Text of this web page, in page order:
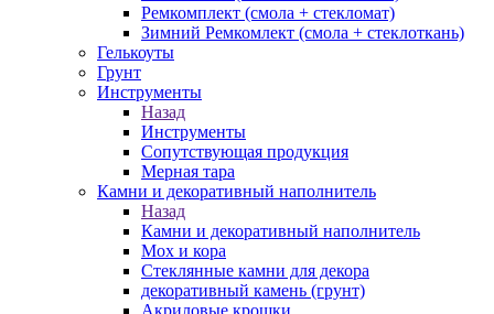
Ремкомплект (смола + стекломат)
Зимний Ремкомлект (смола + стеклоткань)
Гелькоуты
Грунт
Инструменты
Назад
Инструменты
Сопутствующая продукция
Мерная тара
Камни и декоративный наполнитель
Назад
Камни и декоративный наполнитель
Мох и кора
Стеклянные камни для декора
декоративный камень (грунт)
Акриловые крошки